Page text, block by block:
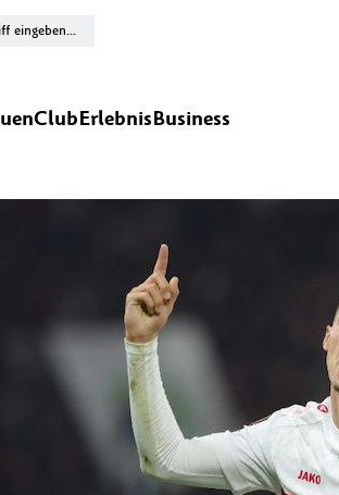
ClubErlebnisBusiness